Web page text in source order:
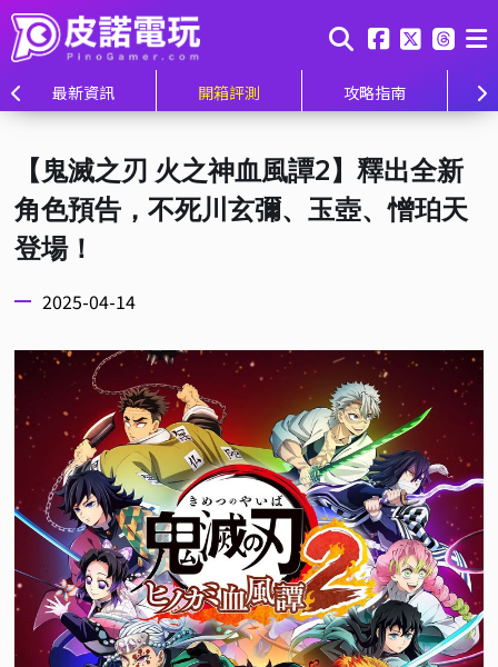
最新資訊 開箱評測 攻略指南
【鬼滅之刃 火之神血風譚2】釋出全新
角色預告，不死川玄彌、玉壺、憎珀天
登場！
2025-04-14